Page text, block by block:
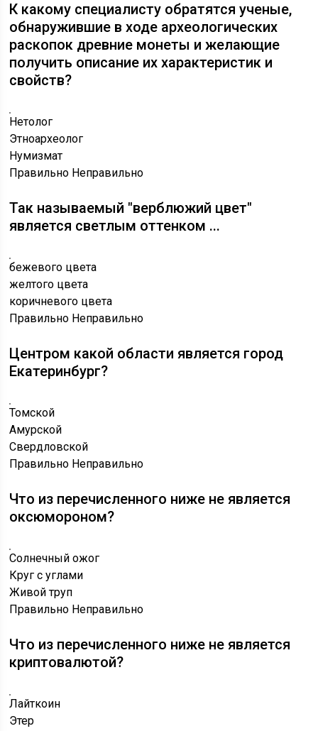
К какому специалисту обратятся ученые,
обнаружившие в ходе археологических
раскопок древние монеты и желающие
получить описание их характеристик и
свойств?
Нетолог
Этноархеолог
Нумизмат
Правильно Неправильно
Так называемый "верблюжий цвет"
является светлым оттенком ...
бежевого цвета
желтого цвета
коричневого цвета
Правильно Неправильно
Центром какой области является город
Екатеринбург?
Томской
Амурской
Свердловской
Правильно Неправильно
Что из перечисленного ниже не является
оксюмороном?
Солнечный ожог
Круг с углами
Живой труп
Правильно Неправильно
Что из перечисленного ниже не является
криптовалютой?
Лайткоин
Этер